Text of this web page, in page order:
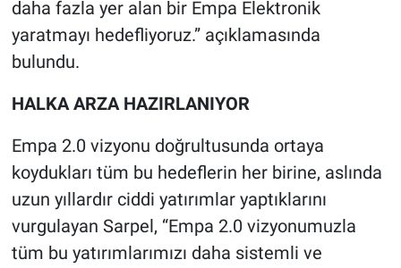
daha fazla yer alan bir Empa Elektronik
yaratmayı hedefliyoruz.” açıklamasında
bulundu.
HALKA ARZA HAZIRLANIYOR
Empa 2.0 vizyonu doğrultusunda ortaya
koydukları tüm bu hedeflerin her birine, aslında
uzun yıllardır ciddi yatırımlar yaptıklarını
vurgulayan Sarpel, “Empa 2.0 vizyonumuzla
tüm bu yatırımlarımızı daha sistemli ve